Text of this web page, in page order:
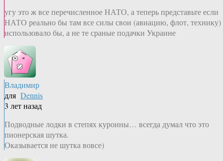
угу это ж все перечисленное НАТО, а теперь представьте если
НАТО реально бы там все силы свои (авиацию, флот, технику)
использовало бы, а не те сраные подачки Украине
Владимир
для Dennis
3 лет назад
Подводные лодки в степях куроины… всегда думал что это
пионерская шутка.
Оказывается не шутка вовсе)